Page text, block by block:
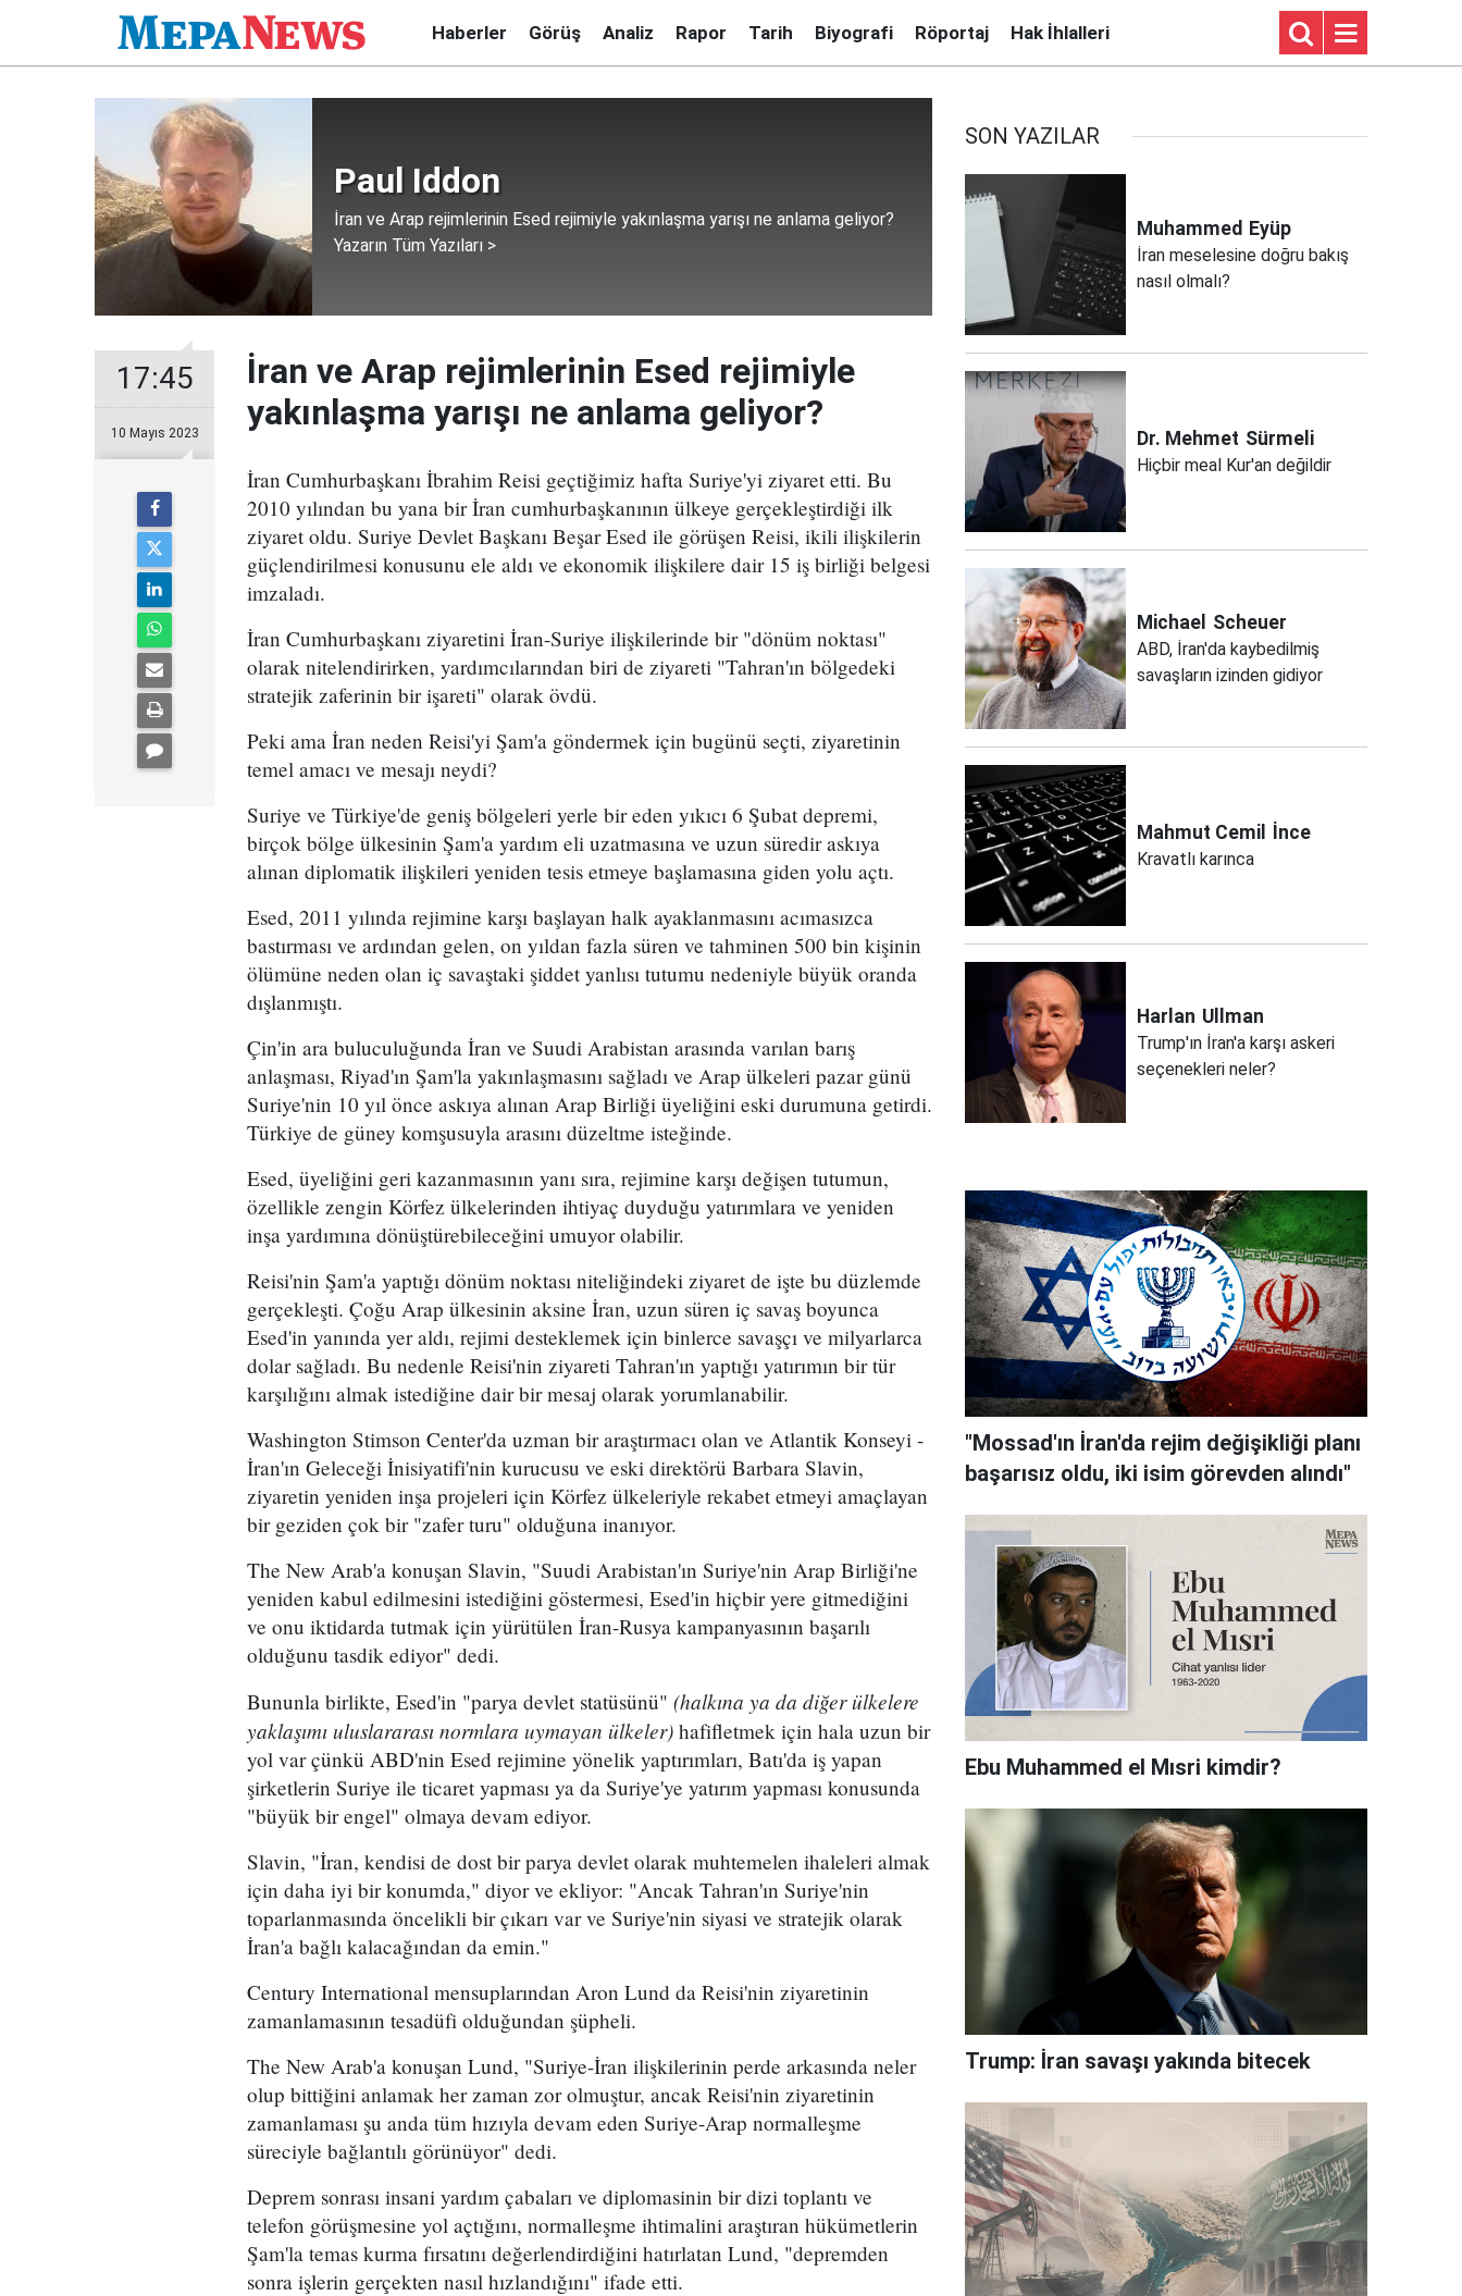
Haberler Görüş Analiz Rapor Tarih Biyografi Röportaj Hak İhlalleri
Paul Iddon
İran ve Arap rejimlerinin Esed rejimiyle yakınlaşma yarışı ne anlama geliyor?
Yazarın Tüm Yazıları >
17:45
10 Mayıs 2023
İran ve Arap rejimlerinin Esed rejimiyle
yakınlaşma yarışı ne anlama geliyor?
İran Cumhurbaşkanı İbrahim Reisi geçtiğimiz hafta Suriye'yi ziyaret etti. Bu
2010 yılından bu yana bir İran cumhurbaşkanının ülkeye gerçekleştirdiği ilk
ziyaret oldu. Suriye Devlet Başkanı Beşar Esed ile görüşen Reisi, ikili ilişkilerin
güçlendirilmesi konusunu ele aldı ve ekonomik ilişkilere dair 15 iş birliği belgesi
imzaladı.
İran Cumhurbaşkanı ziyaretini İran-Suriye ilişkilerinde bir "dönüm noktası"
olarak nitelendirirken, yardımcılarından biri de ziyareti "Tahran'ın bölgedeki
stratejik zaferinin bir işareti" olarak övdü.
Peki ama İran neden Reisi'yi Şam'a göndermek için bugünü seçti, ziyaretinin
temel amacı ve mesajı neydi?
Suriye ve Türkiye'de geniş bölgeleri yerle bir eden yıkıcı 6 Şubat depremi,
birçok bölge ülkesinin Şam'a yardım eli uzatmasına ve uzun süredir askıya
alınan diplomatik ilişkileri yeniden tesis etmeye başlamasına giden yolu açtı.
Esed, 2011 yılında rejimine karşı başlayan halk ayaklanmasını acımasızca
bastırması ve ardından gelen, on yıldan fazla süren ve tahminen 500 bin kişinin
ölümüne neden olan iç savaştaki şiddet yanlısı tutumu nedeniyle büyük oranda
dışlanmıştı.
Çin'in ara buluculuğunda İran ve Suudi Arabistan arasında varılan barış
anlaşması, Riyad'ın Şam'la yakınlaşmasını sağladı ve Arap ülkeleri pazar günü
Suriye'nin 10 yıl önce askıya alınan Arap Birliği üyeliğini eski durumuna getirdi.
Türkiye de güney komşusuyla arasını düzeltme isteğinde.
Esed, üyeliğini geri kazanmasının yanı sıra, rejimine karşı değişen tutumun,
özellikle zengin Körfez ülkelerinden ihtiyaç duyduğu yatırımlara ve yeniden
inşa yardımına dönüştürebileceğini umuyor olabilir.
Reisi'nin Şam'a yaptığı dönüm noktası niteliğindeki ziyaret de işte bu düzlemde
gerçekleşti. Çoğu Arap ülkesinin aksine İran, uzun süren iç savaş boyunca
Esed'in yanında yer aldı, rejimi desteklemek için binlerce savaşçı ve milyarlarca
dolar sağladı. Bu nedenle Reisi'nin ziyareti Tahran'ın yaptığı yatırımın bir tür
karşılığını almak istediğine dair bir mesaj olarak yorumlanabilir.
Washington Stimson Center'da uzman bir araştırmacı olan ve Atlantik Konseyi -
İran'ın Geleceği İnisiyatifi'nin kurucusu ve eski direktörü Barbara Slavin,
ziyaretin yeniden inşa projeleri için Körfez ülkeleriyle rekabet etmeyi amaçlayan
bir geziden çok bir "zafer turu" olduğuna inanıyor.
The New Arab'a konuşan Slavin, "Suudi Arabistan'ın Suriye'nin Arap Birliği'ne
yeniden kabul edilmesini istediğini göstermesi, Esed'in hiçbir yere gitmediğini
ve onu iktidarda tutmak için yürütülen İran-Rusya kampanyasının başarılı
olduğunu tasdik ediyor" dedi.
Bununla birlikte, Esed'in "parya devlet statüsünü" (halkına ya da diğer ülkelere
yaklaşımı uluslararası normlara uymayan ülkeler) hafifletmek için hala uzun bir
yol var çünkü ABD'nin Esed rejimine yönelik yaptırımları, Batı'da iş yapan
şirketlerin Suriye ile ticaret yapması ya da Suriye'ye yatırım yapması konusunda
"büyük bir engel" olmaya devam ediyor.
Slavin, "İran, kendisi de dost bir parya devlet olarak muhtemelen ihaleleri almak
için daha iyi bir konumda," diyor ve ekliyor: "Ancak Tahran'ın Suriye'nin
toparlanmasında öncelikli bir çıkarı var ve Suriye'nin siyasi ve stratejik olarak
İran'a bağlı kalacağından da emin."
Century International mensuplarından Aron Lund da Reisi'nin ziyaretinin
zamanlamasının tesadüfi olduğundan şüpheli.
The New Arab'a konuşan Lund, "Suriye-İran ilişkilerinin perde arkasında neler
olup bittiğini anlamak her zaman zor olmuştur, ancak Reisi'nin ziyaretinin
zamanlaması şu anda tüm hızıyla devam eden Suriye-Arap normalleşme
süreciyle bağlantılı görünüyor" dedi.
Deprem sonrası insani yardım çabaları ve diplomasinin bir dizi toplantı ve
telefon görüşmesine yol açtığını, normalleşme ihtimalini araştıran hükümetlerin
Şam'la temas kurma fırsatını değerlendirdiğini hatırlatan Lund, "depremden
sonra işlerin gerçekten nasıl hızlandığını" ifade etti.
SON YAZILAR
Muhammed Eyüp
İran meselesine doğru bakış
nasıl olmalı?
Dr. Mehmet Sürmeli
Hiçbir meal Kur'an değildir
Michael Scheuer
ABD, İran'da kaybedilmiş
savaşların izinden gidiyor
Mahmut Cemil İnce
Kravatlı karınca
Harlan Ullman
Trump'ın İran'a karşı askeri
seçenekleri neler?
"Mossad'ın İran'da rejim değişikliği planı
başarısız oldu, iki isim görevden alındı"
Ebu Muhammed el Mısri kimdir?
Trump: İran savaşı yakında bitecek